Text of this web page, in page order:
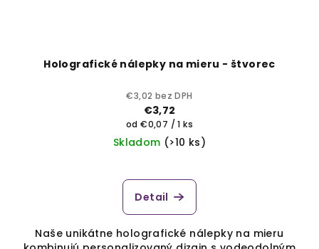
Holografické nálepky na mieru - štvorec
€3,02 bez DPH
€3,72
Jednotková
cena:
od €0,07 / 1 ks
Skladom (>10 ks)
Detail
Naše unikátne holografické nálepky na mieru